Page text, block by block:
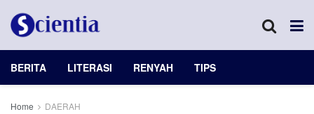
BERITA LITERASI RENYAH TIPS
Home DAERAH